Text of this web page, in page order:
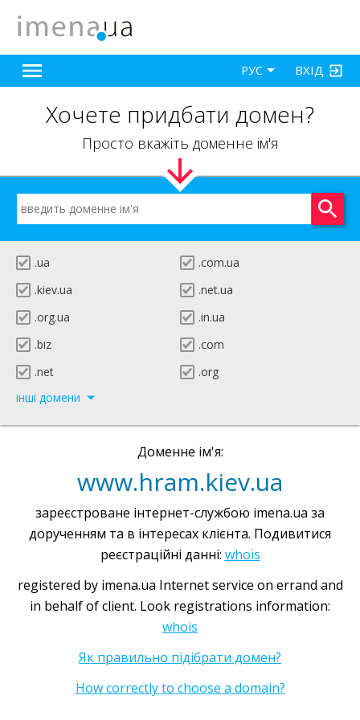
ВХІД
РУС
Хочете придбати домен?
Просто вкажіть доменне ім'я
.ua
.com.ua
.kiev.ua
.net.ua
.org.ua
.in.ua
.biz
.com
.net
.org
інші домени
Доменне ім'я:
www.hram.kiev.ua
зареєстроване інтернет-службою imena.ua за
дорученням та в інтересах клієнта. Подивитися
реєстраційні данні: whois
registered by imena.ua Internet service on errand and
in behalf of client. Look registrations information:
whois
Як правильно підібрати домен?
How correctly to choose a domain?